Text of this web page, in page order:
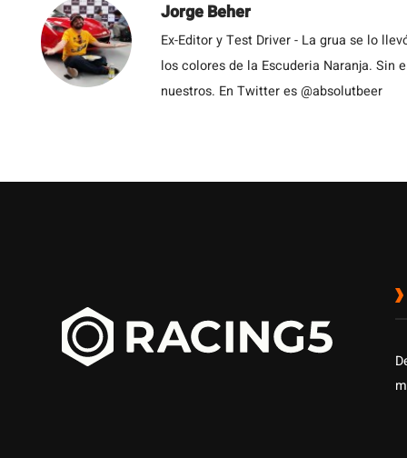
Jorge Beher
Ex-Editor y Test Driver - La grua se lo
los colores de la Escuderia Naranja. Sin
nuestros. En Twitter es @absolutbeer